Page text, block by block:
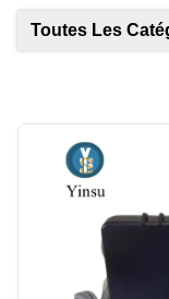
Toutes Les